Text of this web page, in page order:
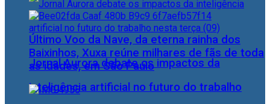
Jornal Aurora debate os impactos da
inteligência artificial no futuro do trabalho
Último Voo da Nave, da eterna rainha dos
Baixinhos, Xuxa reúne milhares de fãs de toda
as idades, em São Paulo